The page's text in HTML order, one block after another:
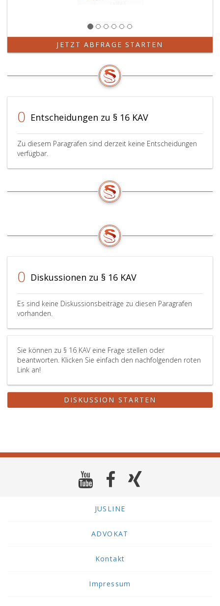
JETZT ABFRAGE STARTEN
0 Entscheidungen zu § 16 KAV
Zu diesem Paragrafen sind derzeit keine Entscheidungen
verfügbar.
0 Diskussionen zu § 16 KAV
Es sind keine Diskussionsbeiträge zu diesen Paragrafen
vorhanden.
Sie können zu § 16 KAV eine Frage stellen oder
beantworten. Klicken Sie einfach den nachfolgenden roten
Link an!
DISKUSSION STARTEN
JUSLINE
ADVOKAT
Kontakt
Impressum